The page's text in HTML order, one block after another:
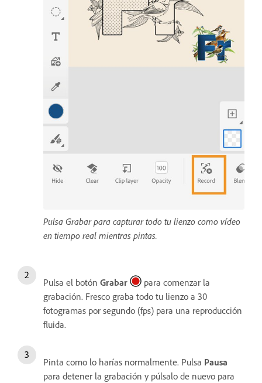
Pulsa Grabar para capturar todo tu lienzo como vídeo
en tiempo real mientras pintas.
Pulsa el botón Grabar
para comenzar la
grabación. Fresco graba todo tu lienzo a 30
fotogramas por segundo (fps) para una reproducción
fluida.
Pinta como lo harías normalmente. Pulsa Pausa
para detener la grabación y púlsalo de nuevo para